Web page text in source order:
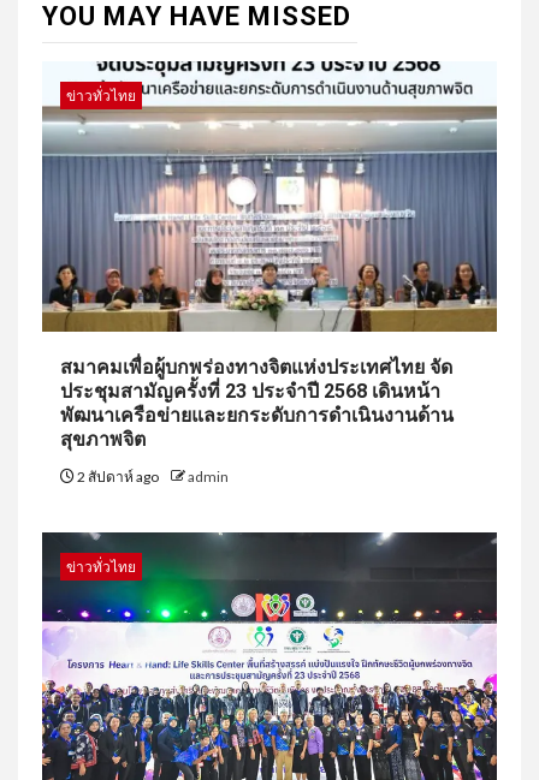
YOU MAY HAVE MISSED
ข่าวทั่วไทย
สมาคมเพื่อผู้บกพร่องทางจิตแห่งประเทศไทย จัด
ประชุมสามัญครั้งที่ 23 ประจำปี 2568 เดินหน้า
พัฒนาเครือข่ายและยกระดับการดำเนินงานด้าน
สุขภาพจิต
2 สัปดาห์ ago admin
ข่าวทั่วไทย